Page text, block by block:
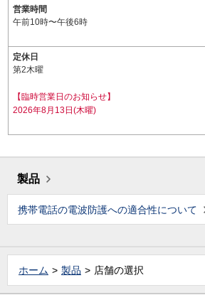
営業時間
午前10時〜午後6時
定休日
第2木曜
【臨時営業日のお知らせ】
2026年8月13日(木曜)
製品
携帯電話の電波防護への適合性について
ホーム 製品 店舗の選択